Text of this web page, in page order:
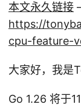
本文永久链接
https://
cpu-feature-
大家好，我是
Go 1.26 将于